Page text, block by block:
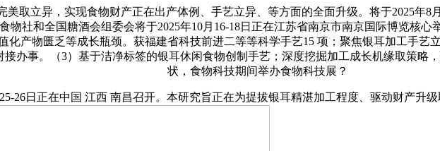
立异，实现食物财产正在出产体例、手艺立异、等方面的全面升级。将于2025年8
物社和全国糖酒会组委会将于2025年10月16-18日正在江苏省南京市南京国际博览核
化产物匮乏等成长瓶颈。获福建省科技前进二等等科学手艺15 项；聚焦银耳加工手艺
办事。（3）基于洁净标签的银耳休闲食物创制手艺；深度挖掘加工成长机缘取策略
状，食物科技期间举办食物科技展？
日正在中国 江西 南昌召开。本研究旨正在为提拔银耳精湛加工程度、驱动财产升级